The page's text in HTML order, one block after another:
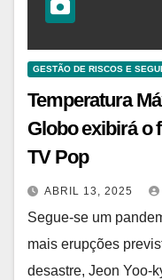
GESTÃO DE RISCOS E
Temperatura
Globo exibirá o
TV Pop
ABRIL 13, 2025
Segue-se um
mais erupções
desastre, Jeon Yoo-